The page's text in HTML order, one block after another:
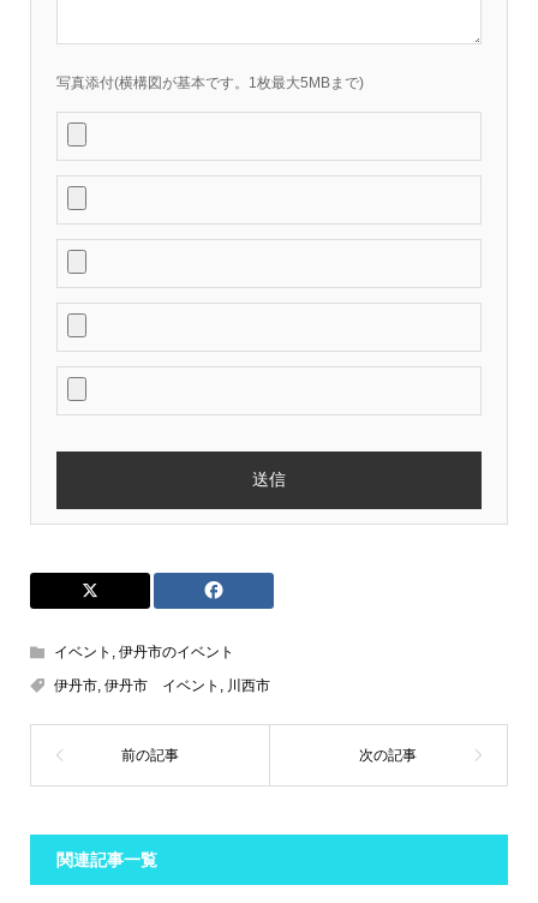
写真添付(横構図が基本です。1枚最大5MBまで)
イベント , 伊丹市のイベント
伊丹市, 伊丹市 イベント , 川西市
関連記事一覧